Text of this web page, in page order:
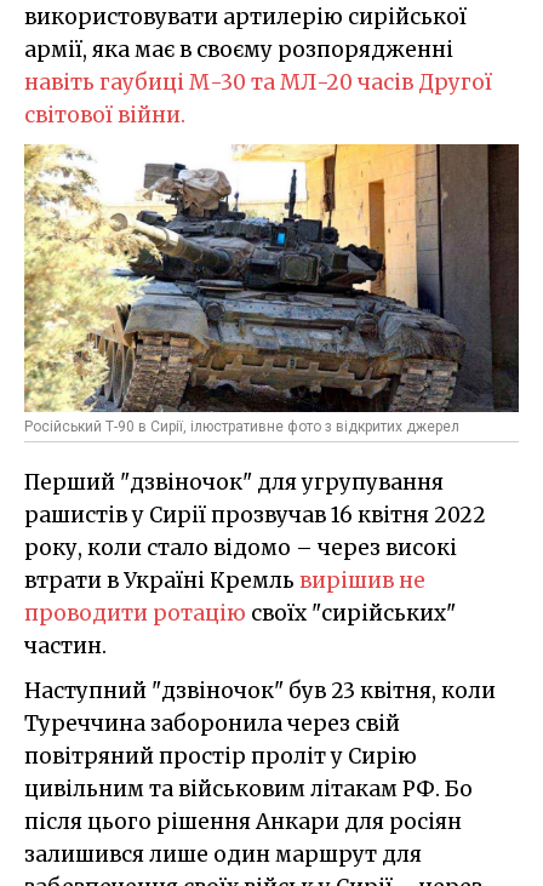
використовувати артилерію сирійської
армії, яка має в своєму розпорядженні
навіть гаубиці М-30 та МЛ-20 часів Другої
світової війни.
Російський Т-90 в Сирії, ілюстративне фото з відкритих джерел
Перший "дзвіночок" для угрупування
рашистів у Сирії прозвучав 16 квітня 2022
року, коли стало відомо – через високі
втрати в Україні Кремль вирішив не
проводити ротацію своїх "сирійських"
частин.
Наступний "дзвіночок" був 23 квітня, коли
Туреччина заборонила через свій
повітряний простір проліт у Сирію
цивільним та військовим літакам РФ. Бо
після цього рішення Анкари для росіян
залишився лише один маршрут для